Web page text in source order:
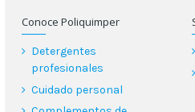
Conoce Poliquimper
Detergentes
profesionales
Cuidado personal